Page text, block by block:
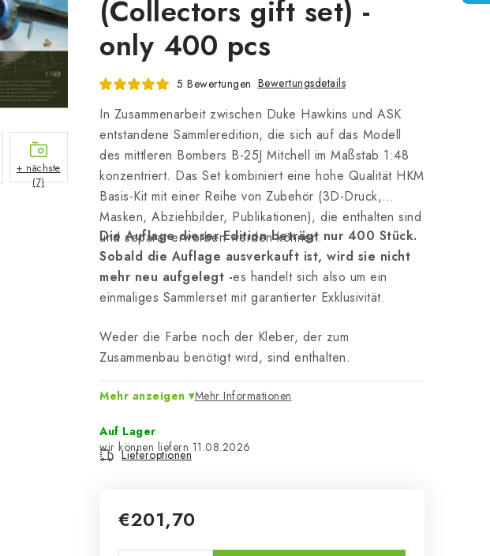
(Collectors gift set) -
only 400 pcs
5 Bewertungen Bewertungsdetails
In Zusammenarbeit zwischen Duke Hawkins und ASK
entstandene Sammleredition, die sich auf das Modell
des mittleren Bombers B-25J Mitchell im Maßstab 1:48
konzentriert. Das Set kombiniert eine hohe Qualität HKM
Basis-Kit mit einer Reihe von Zubehör (3D-Druck,
Masken, Abziehbilder, Publikationen), die enthalten sind
und separat erworben werden können.
Die Auflage dieser Edition beträgt nur 400 Stück.
Sobald die Auflage ausverkauft ist, wird sie nicht
mehr neu aufgelegt -es handelt sich also um ein
einmaliges Sammlerset mit garantierter Exklusivität.
Weder die Farbe noch der Kleber, der zum
Zusammenbau benötigt wird, sind enthalten.
Mehr anzeigen Mehr Informationen
Auf Lager
11.08.2026
Lieferoptionen
€201,70
+ nächste
(7)